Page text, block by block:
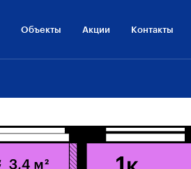
Объекты Акции Контакты